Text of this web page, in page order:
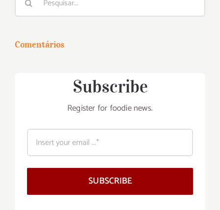
resultados
Comentários
Subscribe
Register for foodie news.
SUBSCRIBE